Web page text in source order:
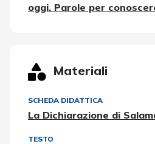
oggi. Parole per
Materiali
SCHEDA DIDATTICA
La Dichiarazione di
TESTO